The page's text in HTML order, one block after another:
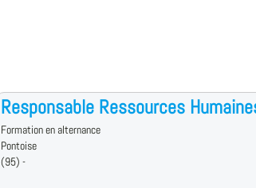
Responsable Ressources
Formation en alternance
Pontoise
(95) -